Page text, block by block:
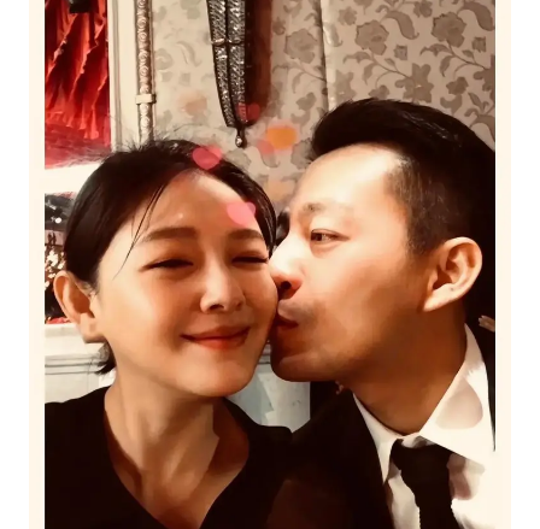
夯实基础开新局